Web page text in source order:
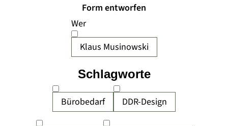
Form entworfen
Wer
Klaus Musinowski
Bürobedarf DDR-Design
Schlagworte